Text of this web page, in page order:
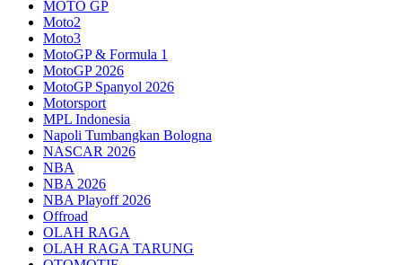
MOTO GP
Moto2
Moto3
MotoGP & Formula 1
MotoGP 2026
MotoGP Spanyol 2026
Motorsport
MPL Indonesia
Napoli Tumbangkan Bologna
NASCAR 2026
NBA
NBA 2026
NBA Playoff 2026
Offroad
OLAH RAGA
OLAH RAGA TARUNG